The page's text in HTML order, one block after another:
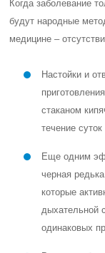
Когда заболевание
будут народные
медицине –
Настойки и
стаканом
течение
Еще одним
черная
которые
дыхательной
одинаковых